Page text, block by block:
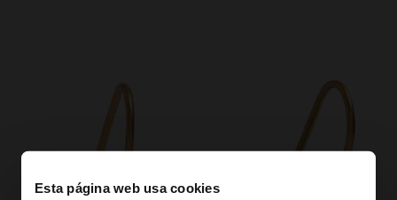
Esta página web usa cookies